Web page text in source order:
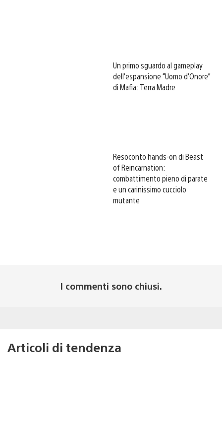
Un primo sguardo al gameplay
dell’espansione “Uomo d’Onore”
di Mafia: Terra Madre
Resoconto hands-on di Beast
of Reincarnation:
combattimento pieno di parate
e un carinissimo cucciolo
mutante
I commenti sono chiusi.
Articoli di tendenza